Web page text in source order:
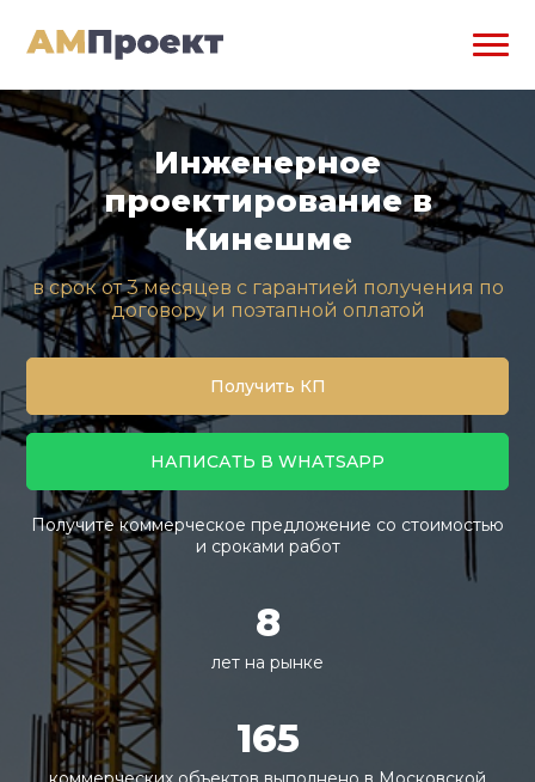
Инженерное
проектирование в
Кинешме
в срок от 3 месяцев с гарантией получения по
договору и поэтапной оплатой
Получить КП
НАПИСАТЬ В WHATSAPP
Получите коммерческое предложение со стоимостью
и сроками работ
8
лет на рынке
165